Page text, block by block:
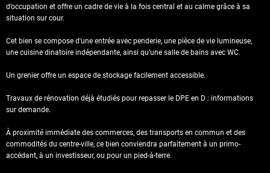
d’occupation et offre un cadre de vie à la fois central et au calme grâce à sa
situation sur cour.
Cet bien se compose d'une entrée avec penderie, une pièce de vie lumineuse,
une cuisine dinatoire indépendante, ainsi qu’une salle de bains avec WC.
Un grenier offre un espace de stockage facilement accessible.
Travaux de rénovation déjà étudiés pour repasser le DPE en D : informations
sur demande.
À proximité immédiate des commerces, des transports en commun et des
commodités du centre-ville, ce bien conviendra parfaitement à un primo-
accédant, à un investisseur, ou pour un pied-à-terre.